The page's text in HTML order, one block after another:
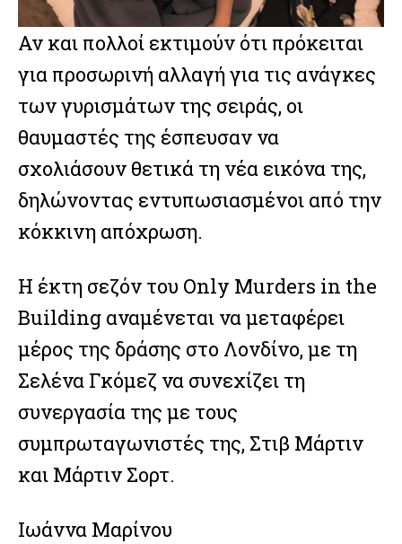
Αν και πολλοί εκτιμούν ότι πρόκειται
για προσωρινή αλλαγή για τις ανάγκες
των γυρισμάτων της σειράς, οι
θαυμαστές της έσπευσαν να
σχολιάσουν θετικά τη νέα εικόνα της,
δηλώνοντας εντυπωσιασμένοι από την
κόκκινη απόχρωση.
Η έκτη σεζόν του Only Murders in the
Building αναμένεται να μεταφέρει
μέρος της δράσης στο Λονδίνο, με τη
Σελένα Γκόμεζ να συνεχίζει τη
συνεργασία της με τους
συμπρωταγωνιστές της, Στιβ Μάρτιν
και Μάρτιν Σορτ.
Ιωάννα Μαρίνου